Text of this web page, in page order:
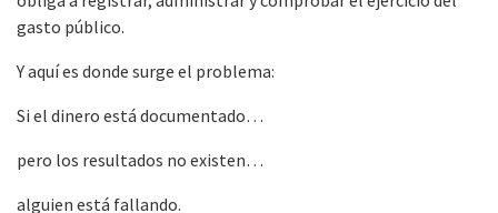
gasto público.
Y aquí es donde surge el problema:
Si el dinero está documentado…
pero los resultados no existen…
alguien está fallando.